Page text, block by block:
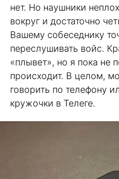
нет. Но наушники
вокруг и достаточно
Вашему собеседнику
переслушивать войс.
«плывет», но я пока не
происходит. В целом,
говорить по телефону
кружочки в Телеге.